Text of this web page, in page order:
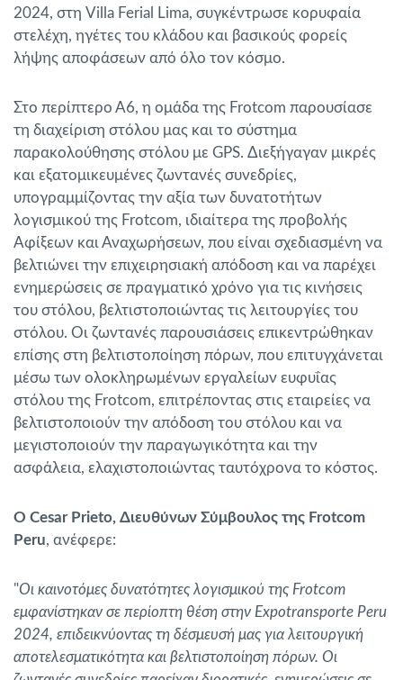
2024, στη Villa Ferial Lima, συγκέντρωσε κορυφαία
στελέχη, ηγέτες του κλάδου και βασικούς φορείς
λήψης αποφάσεων από όλο τον κόσμο.
Στο περίπτερο Α6, η ομάδα της Frotcom παρουσίασε
τη διαχείριση στόλου μας και το σύστημα
παρακολούθησης στόλου με GPS. Διεξήγαγαν μικρές
και εξατομικευμένες ζωντανές συνεδρίες,
υπογραμμίζοντας την αξία των δυνατοτήτων
λογισμικού της Frotcom, ιδιαίτερα της προβολής
Αφίξεων και Αναχωρήσεων, που είναι σχεδιασμένη να
βελτιώνει την επιχειρησιακή απόδοση και να παρέχει
ενημερώσεις σε πραγματικό χρόνο για τις κινήσεις
του στόλου, βελτιστοποιώντας τις λειτουργίες του
στόλου. Οι ζωντανές παρουσιάσεις επικεντρώθηκαν
επίσης στη βελτιστοποίηση πόρων, που επιτυγχάνεται
μέσω των ολοκληρωμένων εργαλείων ευφυΐας
στόλου της Frotcom, επιτρέποντας στις εταιρείες να
βελτιστοποιούν την απόδοση του στόλου και να
μεγιστοποιούν την παραγωγικότητα και την
ασφάλεια, ελαχιστοποιώντας ταυτόχρονα το κόστος.
Ο Cesar Prieto, Διευθύνων Σύμβουλος της Frotcom
Peru, ανέφερε:
"Οι καινοτόμες δυνατότητες λογισμικού της Frotcom
εμφανίστηκαν σε περίοπτη θέση στην Expotransporte Peru
2024, επιδεικνύοντας τη δέσμευσή μας για λειτουργική
αποτελεσματικότητα και βελτιστοποίηση πόρων. Οι